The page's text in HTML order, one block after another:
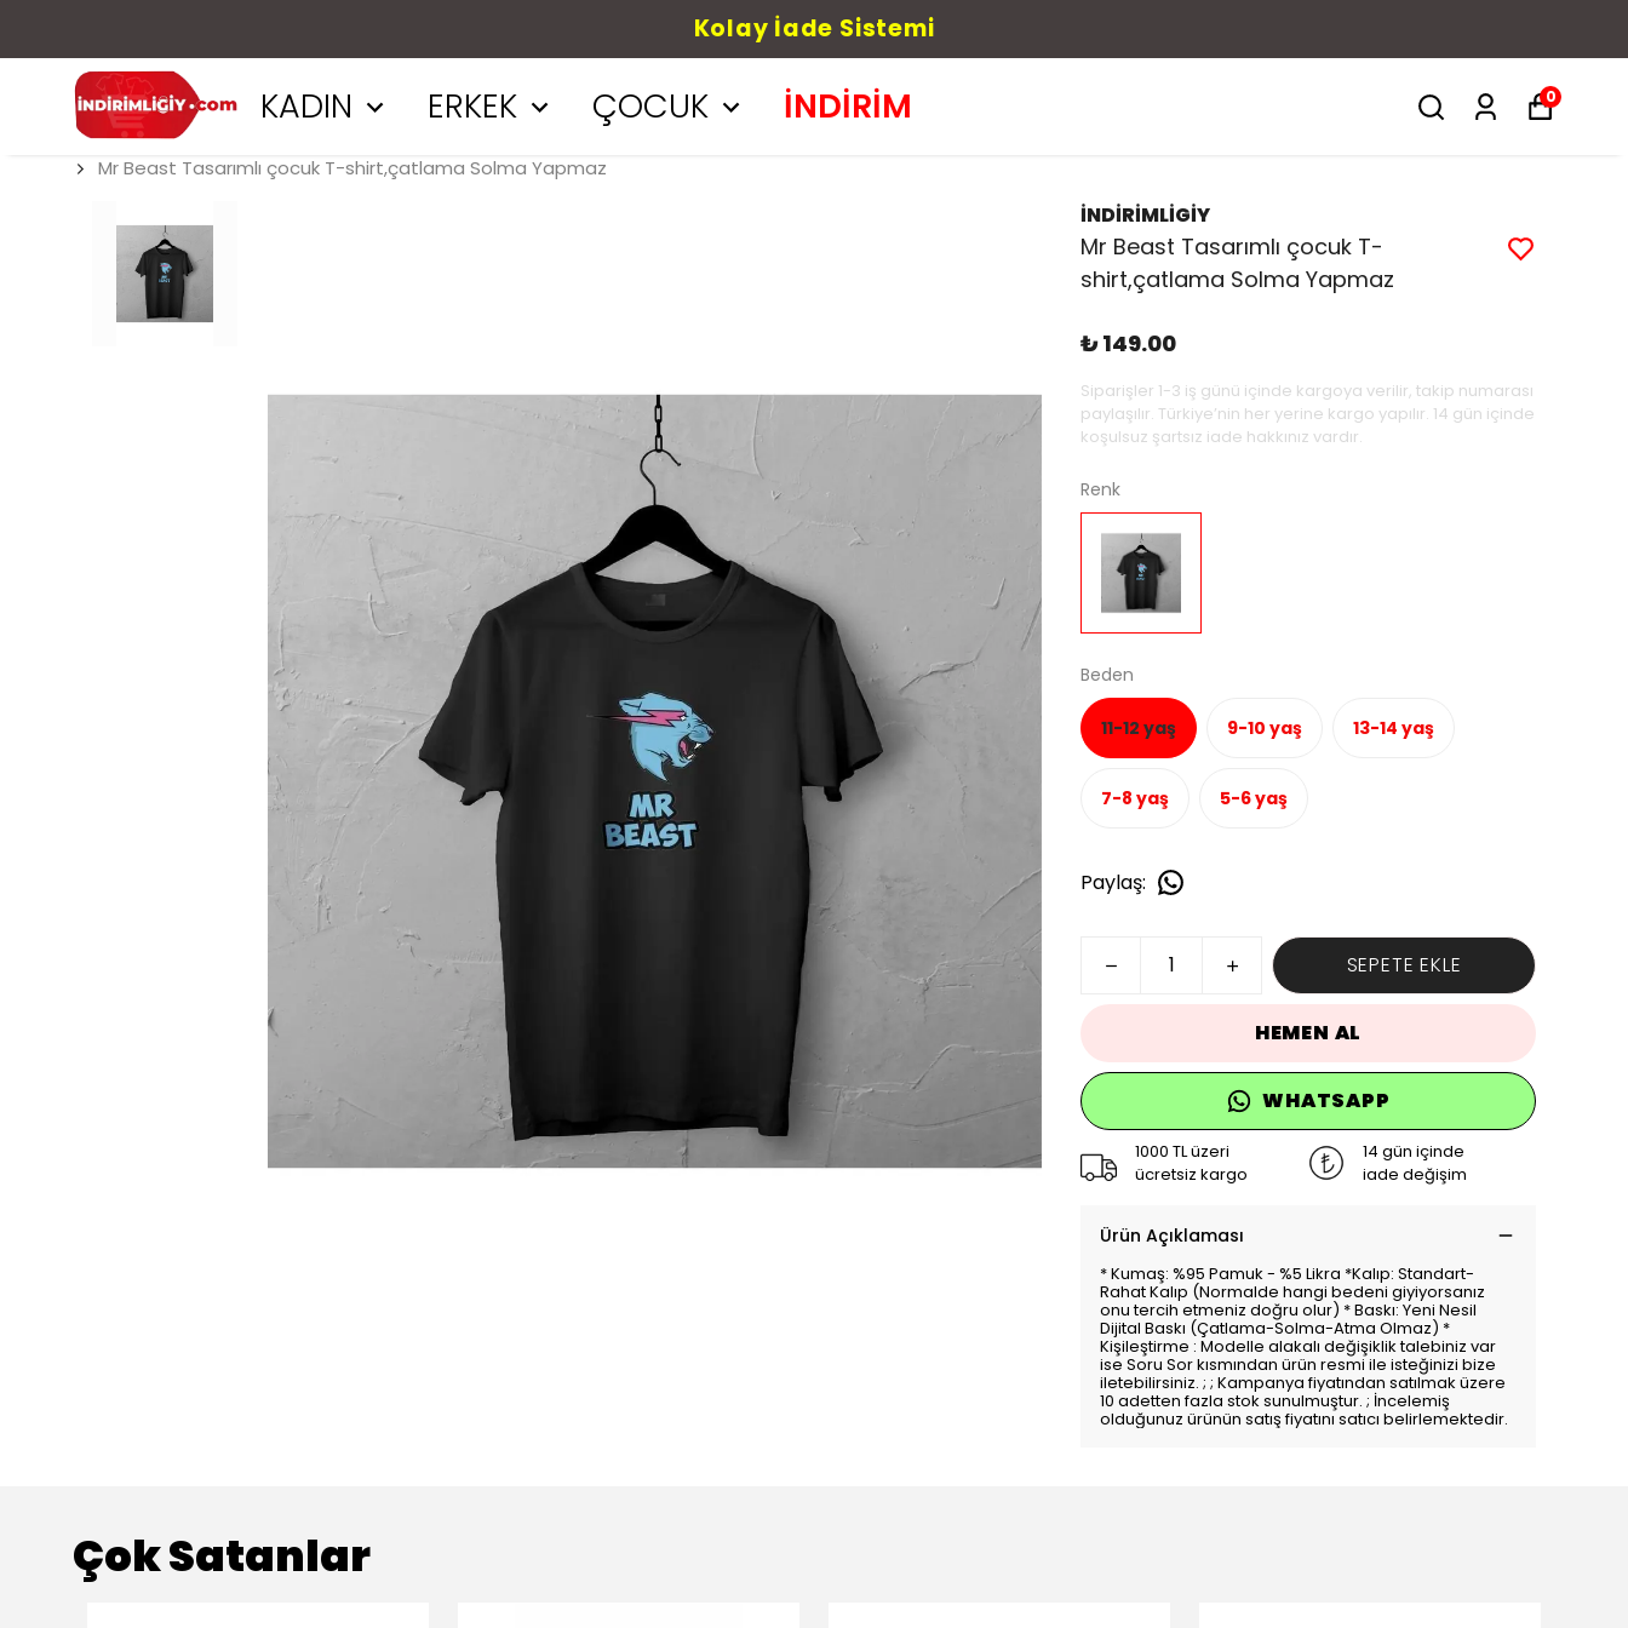
Kolay İade Sistemi
KADIN ERKEK ÇOCUK İNDİRİM 0
Mr Beast Tasarımlı çocuk T-shirt,çatlama Solma Yapmaz
İNDİRİMLİGİY
Mr Beast Tasarımlı çocuk T-
shirt,çatlama Solma Yapmaz
₺ 149.00
Siparişler 1-3 iş günü içinde kargoya verilir, takip numarası
paylaşılır. Türkiye’nin her yerine kargo yapılır. 14 gün içinde
koşulsuz şartsız iade hakkınız vardır.
Renk
Beden
11-12 yaş 9-10 yaş 13-14 yaş
7-8 yaş 5-6 yaş
Paylaş:
SEPETE EKLE
HEMEN AL
WHATSAPP
1000 TL üzeri
ücretsiz kargo
14 gün içinde
iade değişim
Ürün Açıklaması
* Kumaş: %95 Pamuk - %5 Likra *Kalıp: Standart-
Rahat Kalıp (Normalde hangi bedeni giyiyorsanız
onu tercih etmeniz doğru olur) * Baskı: Yeni Nesil
Dijital Baskı (Çatlama-Solma-Atma Olmaz) *
Kişileştirme : Modelle alakalı değişiklik talebiniz var
ise Soru Sor kısmından ürün resmi ile isteğinizi bize
iletebilirsiniz. ; ; Kampanya fiyatından satılmak üzere
10 adetten fazla stok sunulmuştur. ; İncelemiş
olduğunuz ürünün satış fiyatını satıcı belirlemektedir.
Çok Satanlar